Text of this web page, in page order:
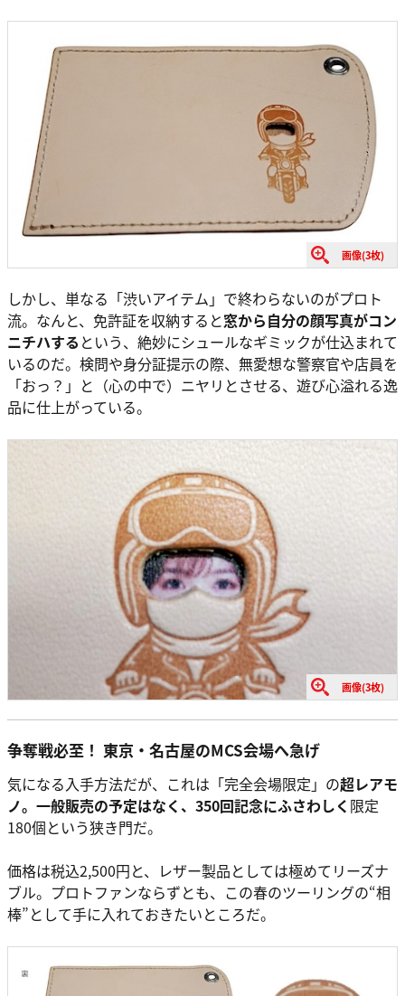
画像(3枚)
しかし、単なる「渋いアイテム」で終わらないのがプロト
流。なんと、免許証を収納すると窓から自分の顔写真がコン
ニチハする という、絶妙にシュールなギミックが仕込まれて
いるのだ。検問や身分証提示の際、無愛想な警察官や店員を
「おっ？」と（心の中で）ニヤリとさせる、遊び心溢れる逸
品に仕上がっている。
画像(3枚)
争奪戦必至！ 東京・名古屋のMCS会場へ急げ
気になる入手方法だが、これは「完全会場限定」の超レアモ
ノ。一般販売の予定はなく、350回記念にふさわしく 限定
180個という狭き門だ。
価格は税込2,500円と、レザー製品としては極めてリーズナ
ブル。プロトファンならずとも、この春のツーリングの“相
棒”として手に入れておきたいところだ。